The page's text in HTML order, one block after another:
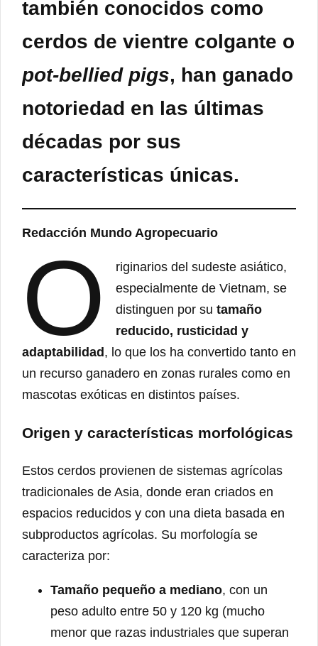
también conocidos como
cerdos de vientre colgante o
pot-bellied pigs, han ganado
notoriedad en las últimas
décadas por sus
características únicas.
Redacción Mundo Agropecuario
O
riginarios del sudeste asiático,
especialmente de Vietnam, se
distinguen por sutamaño
reducido, rusticidad y
adaptabilidad , lo que los ha convertido tanto en
un recurso ganadero en zonas rurales como en
mascotas exóticas en distintos países.
Origen y características morfológicas
Estos cerdos provienen de sistemas agrícolas
tradicionales de Asia, donde eran criados en
espacios reducidos y con una dieta basada en
subproductos agrícolas. Su morfología se
caracteriza por:
Tamaño pequeño a mediano, con un
peso adulto entre 50 y 120 kg (mucho
menor que razas industriales que superan